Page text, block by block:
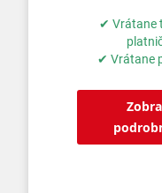
✔ Vrátane
✔ Vrátane